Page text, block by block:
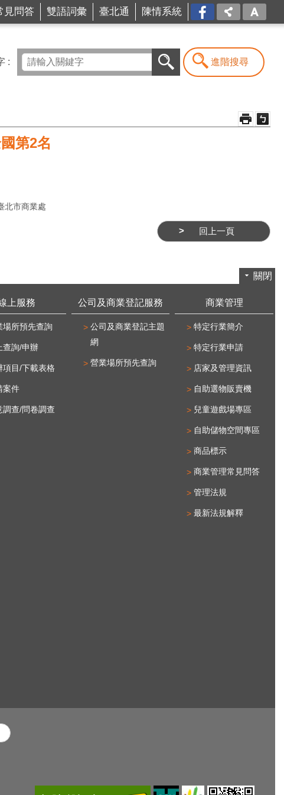
見問答 雙語詞彙 臺北通 陳情系統 FB
進階搜尋
第2名
北市商業處
回上一頁
關閉
上服務
場所預先查詢
查詢/申辦
項目/下載表格
案件
調查/問卷調查
公司及商業登記服務
公司及商業登記主題
網
營業場所預先查詢
商業管理
特定行業簡介
特定行業申請
店家及管理資訊
自助選物販賣機
兒童遊戲場專區
自助儲物空間專區
商品標示
商業管理常見問答
管理法規
最新法規解釋